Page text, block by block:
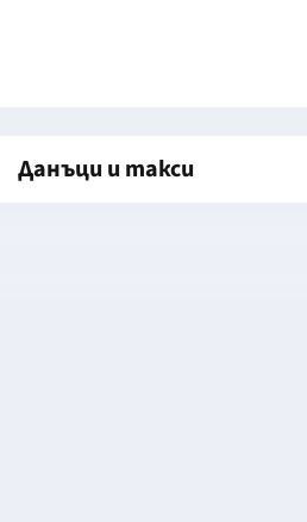
Данъци и такси